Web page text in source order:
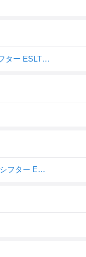
シマノ SHIMANO シフティングレバー MTB SL-TZ500-7R 右レバーのみ 7S サムシフター ESLTZ5007RA TOURN
シマノ (SHIMANO) シフティングレバー (MTB) SL-TZ500-7R 右レバーのみ 7S サムシフター ESLTZ5007RA TOURNEY (ターニー) ホワイト